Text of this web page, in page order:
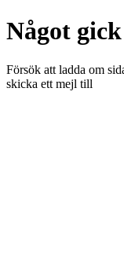
Något
Försök att ladda om
skicka ett mejl till